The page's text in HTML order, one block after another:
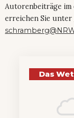
Autorenbeiträge im
erreichen Sie unter
Das